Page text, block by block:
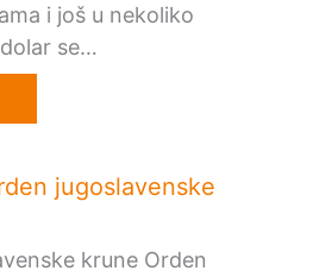
i još u nekoliko
se…
jugoslavenske
krune Orden